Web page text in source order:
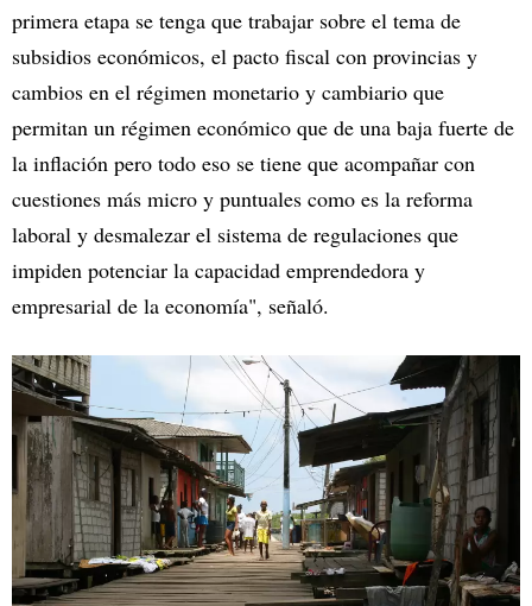
primera etapa se tenga que trabajar sobre el tema de
subsidios económicos, el pacto fiscal con provincias y
cambios en el régimen monetario y cambiario que
permitan un régimen económico que de una baja fuerte de
la inflación pero todo eso se tiene que acompañar con
cuestiones más micro y puntuales como es la reforma
laboral y desmalezar el sistema de regulaciones que
impiden potenciar la capacidad emprendedora y
empresarial de la economía", señaló.